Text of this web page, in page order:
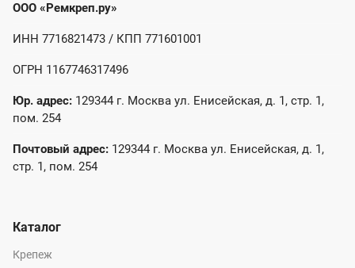
ООО «Ремкреп.ру»
ИНН 7716821473 / КПП 771601001
ОГРН 1167746317496
Юр. адрес: 129344 г. Москва ул. Енисейская, д. 1, стр. 1,
пом. 254
Почтовый адрес: 129344 г. Москва ул. Енисейская, д. 1,
стр. 1, пом. 254
Каталог
Крепеж